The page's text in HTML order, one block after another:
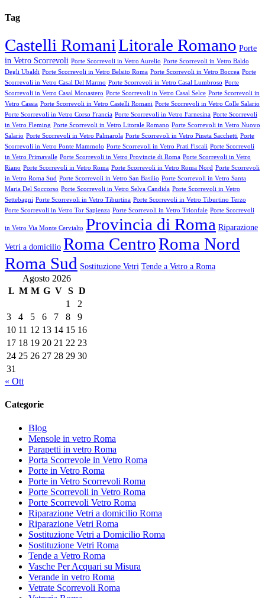
Tag
Castelli RomaniLitorale Romano Porte
in Vetro Scorrevoli Porte Scorrevoli in Vetro Aurelio Porte Scorrevoli in Vetro Baldo
Degli Ubaldi Porte Scorrevoli in Vetro Belsito Roma Porte Scorrevoli in Vetro Boccea Porte
Scorrevoli in Vetro Casal Del Marmo Porte Scorrevoli in Vetro Casal Lumbroso Porte
Scorrevoli in Vetro Casal Monastero Porte Scorrevoli in Vetro Casal Selce Porte Scorrevoli in
Vetro Cassia Porte Scorrevoli in Vetro Castelli Romani Porte Scorrevoli in Vetro Colle Salario
Porte Scorrevoli in Vetro Corso Francia Porte Scorrevoli in Vetro Farnesina Porte Scorrevoli
in Vetro Fleming Porte Scorrevoli in Vetro Litorale Romano Porte Scorrevoli in Vetro Nuovo
Salario Porte Scorrevoli in Vetro Palmarola Porte Scorrevoli in Vetro Pineta Sacchetti Porte
Scorrevoli in Vetro Ponte Mammolo Porte Scorrevoli in Vetro Prati Fiscali Porte Scorrevoli
in Vetro Primavalle Porte Scorrevoli in Vetro Provincie di Roma Porte Scorrevoli in Vetro
Riano Porte Scorrevoli in Vetro Roma Porte Scorrevoli in Vetro Roma Nord Porte Scorrevoli
in Vetro Roma Sud Porte Scorrevoli in Vetro San Basilio Porte Scorrevoli in Vetro Santa
Maria Del Soccorso Porte Scorrevoli in Vetro Selva Candida Porte Scorrevoli in Vetro
Settebagni Porte Scorrevoli in Vetro Tiburtina Porte Scorrevoli in Vetro Tiburtino Terzo
Porte Scorrevoli in Vetro Tor Sapienza Porte Scorrevoli in Vetro Trionfale Porte Scorrevoli
in Vetro Via Monte Cervialto Provincia di Roma Riparazione
Vetri a domicilio Roma CentroRoma Nord
Roma Sud Sostituzione Vetri Tende a Vetro a Roma
Agosto 2026
L M M G V S D
1
2
3
4 5 6 7 8
9
10 11 12 13 14 15 16
17 18 19 20 21 22 23
24 25 26 27 28 29 30
31
« Ott
Categorie
Blog
Mensole in vetro Roma
Parapetti in vetro Roma
Porta Scorrevole in Vetro Roma
Porte in Vetro Roma
Porte in Vetro Scorrevoli Roma
Porte Scorrevoli in Vetro Roma
Porte Scorrevoli Vetro Roma
Riparazione Vetri a domicilio Roma
Riparazione Vetri Roma
Sostituzione Vetri a Domicilio Roma
Sostituzione Vetri Roma
Tende a Vetro Roma
Vasche Per Acquari su Misura
Verande in vetro Roma
Vetrate Scorrevoli Roma